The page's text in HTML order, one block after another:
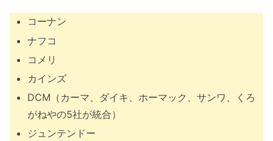
コーナン
ナフコ
コメリ
カインズ
DCM（カーマ、ダイキ、ホーマック、サンワ、くろ
がねやの5社が統合）
ジュンテンドー